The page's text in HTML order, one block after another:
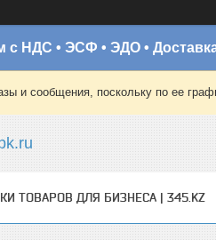
с НДС • ЭСФ • ЭДО •
и сообщения, поскольку по ее
ТОВАРОВ ДЛЯ БИЗНЕСА | 345.KZ